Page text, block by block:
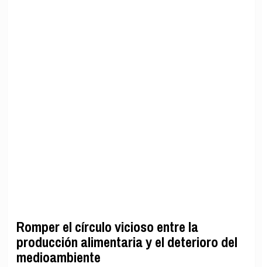
Romper el círculo vicioso entre la
producción alimentaria y el deterioro del
medioambiente